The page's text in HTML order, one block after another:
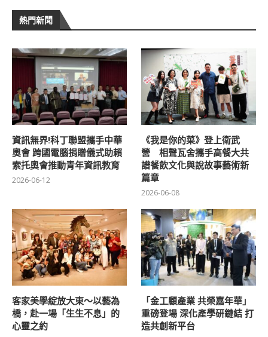
熱門新聞
資訊無界!科丁聯盟攜手中華
奧會 跨國電腦捐贈儀式助賴
索托奧會推動青年資訊教育
2026-06-12
《我是你的菜》登上衛武
營 相聲瓦舍攜手高餐大共
譜餐飲文化與說故事藝術新
篇章
2026-06-08
客家美學綻放大東～以藝為
橋，赴一場「生生不息」的
心靈之約
「金工顧產業 共榮嘉年華」
重磅登場 深化產學研鏈結 打
造共創新平台